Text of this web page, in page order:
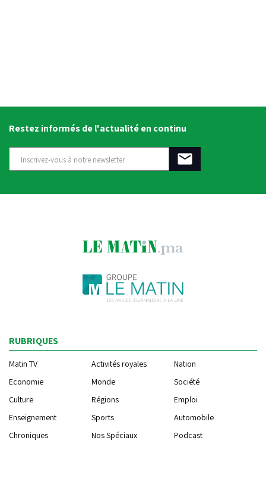
Restez informés de l'actualité en continu
RUBRIQUES
Matin TV Activités royales
Nation
Economie
Monde
Société
Culture
Régions
Emploi
Enseignement
Sports
Automobile
Chroniques
Nos Spéciaux Podcast